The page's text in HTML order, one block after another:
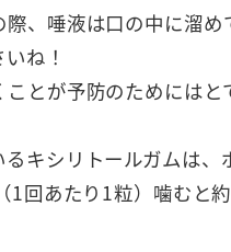
際、唾液は口の中に溜め
ね！
とが予防のためにはと
キシリトールガムは、
1回あたり1粒）噛むと